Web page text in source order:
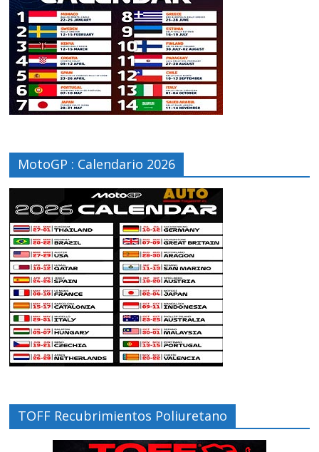
MotoGP : Calendario 2026
TOFF Recubrimientos Poliuretano